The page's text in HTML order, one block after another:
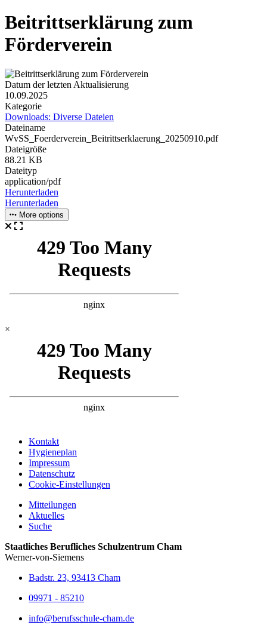
Beitrittserklärung zum
Förderverein
Datum der letzten Aktualisierung
10.09.2025
Kategorie
Downloads: Diverse Dateien
Dateiname
WvSS_Foerderverein_Beitrittserklaerung_20250910.pdf
Dateigröße
88.21 KB
Dateityp
application/pdf
Herunterladen
Herunterladen
More options
×
Kontakt
Hygieneplan
Impressum
Datenschutz
Cookie-Einstellungen
Mitteilungen
Aktuelles
Suche
Staatliches Berufliches Schulzentrum Cham
Werner-von-Siemens
Badstr. 23, 93413 Cham
09971 - 85210
info@berufsschule-cham.de